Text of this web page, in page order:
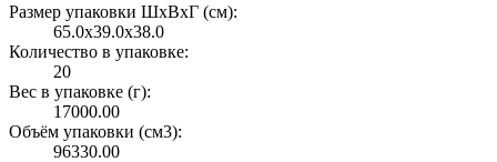
Размер упаковки ШxВxГ (см):
65.0x39.0x38.0
Количество в упаковке:
20
Вес в упаковке (г):
17000.00
Объём упаковки (см3):
96330.00